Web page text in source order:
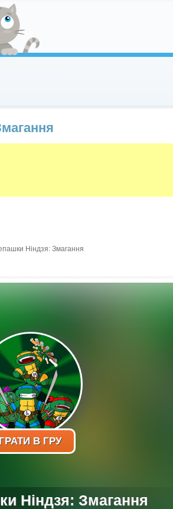
Ніндзя: Змагання
ГРАТИ В ГРУ
Ніндзя: Змагання